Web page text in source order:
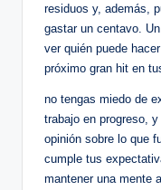
residuos y, además,
gastar un centavo.
ver quién puede
próximo gran hit en
no tengas miedo de
trabajo en progreso,
opinión sobre lo que
cumple tus
mantener una mente